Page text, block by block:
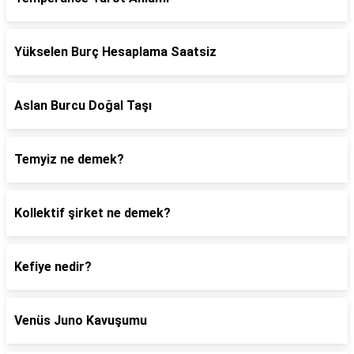
Yükselen Burç Hesaplama Saatsiz
Aslan Burcu Doğal Taşı
Temyiz ne demek?
Kollektif şirket ne demek?
Kefiye nedir?
Venüs Juno Kavuşumu